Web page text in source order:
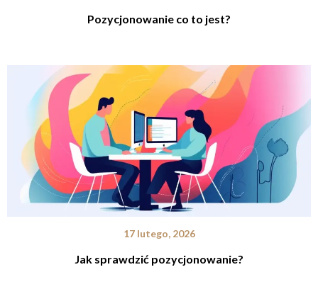
Pozycjonowanie co to jest?
17 lutego, 2026
Jak sprawdzić pozycjonowanie?